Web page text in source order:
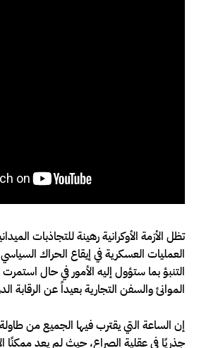
تظل الأزمة الأوكرانية رهينة للتجاذبات
العمليات العسكرية في إيقاع الحراك
التنبؤ بما ستؤول إليه الأمور في حال
الموانئ والسفن التجارية بعيداً عن الرقابة
إن الساعة التي يقترب فيها الجميع من
جذريًا في عقلية الصراع، حيث لم يعد ممكنًا